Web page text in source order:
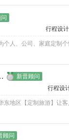
行程设计
个人、公司、家庭定制
制师 新晋顾问
行程设
东地区【定制旅游】让
顾问